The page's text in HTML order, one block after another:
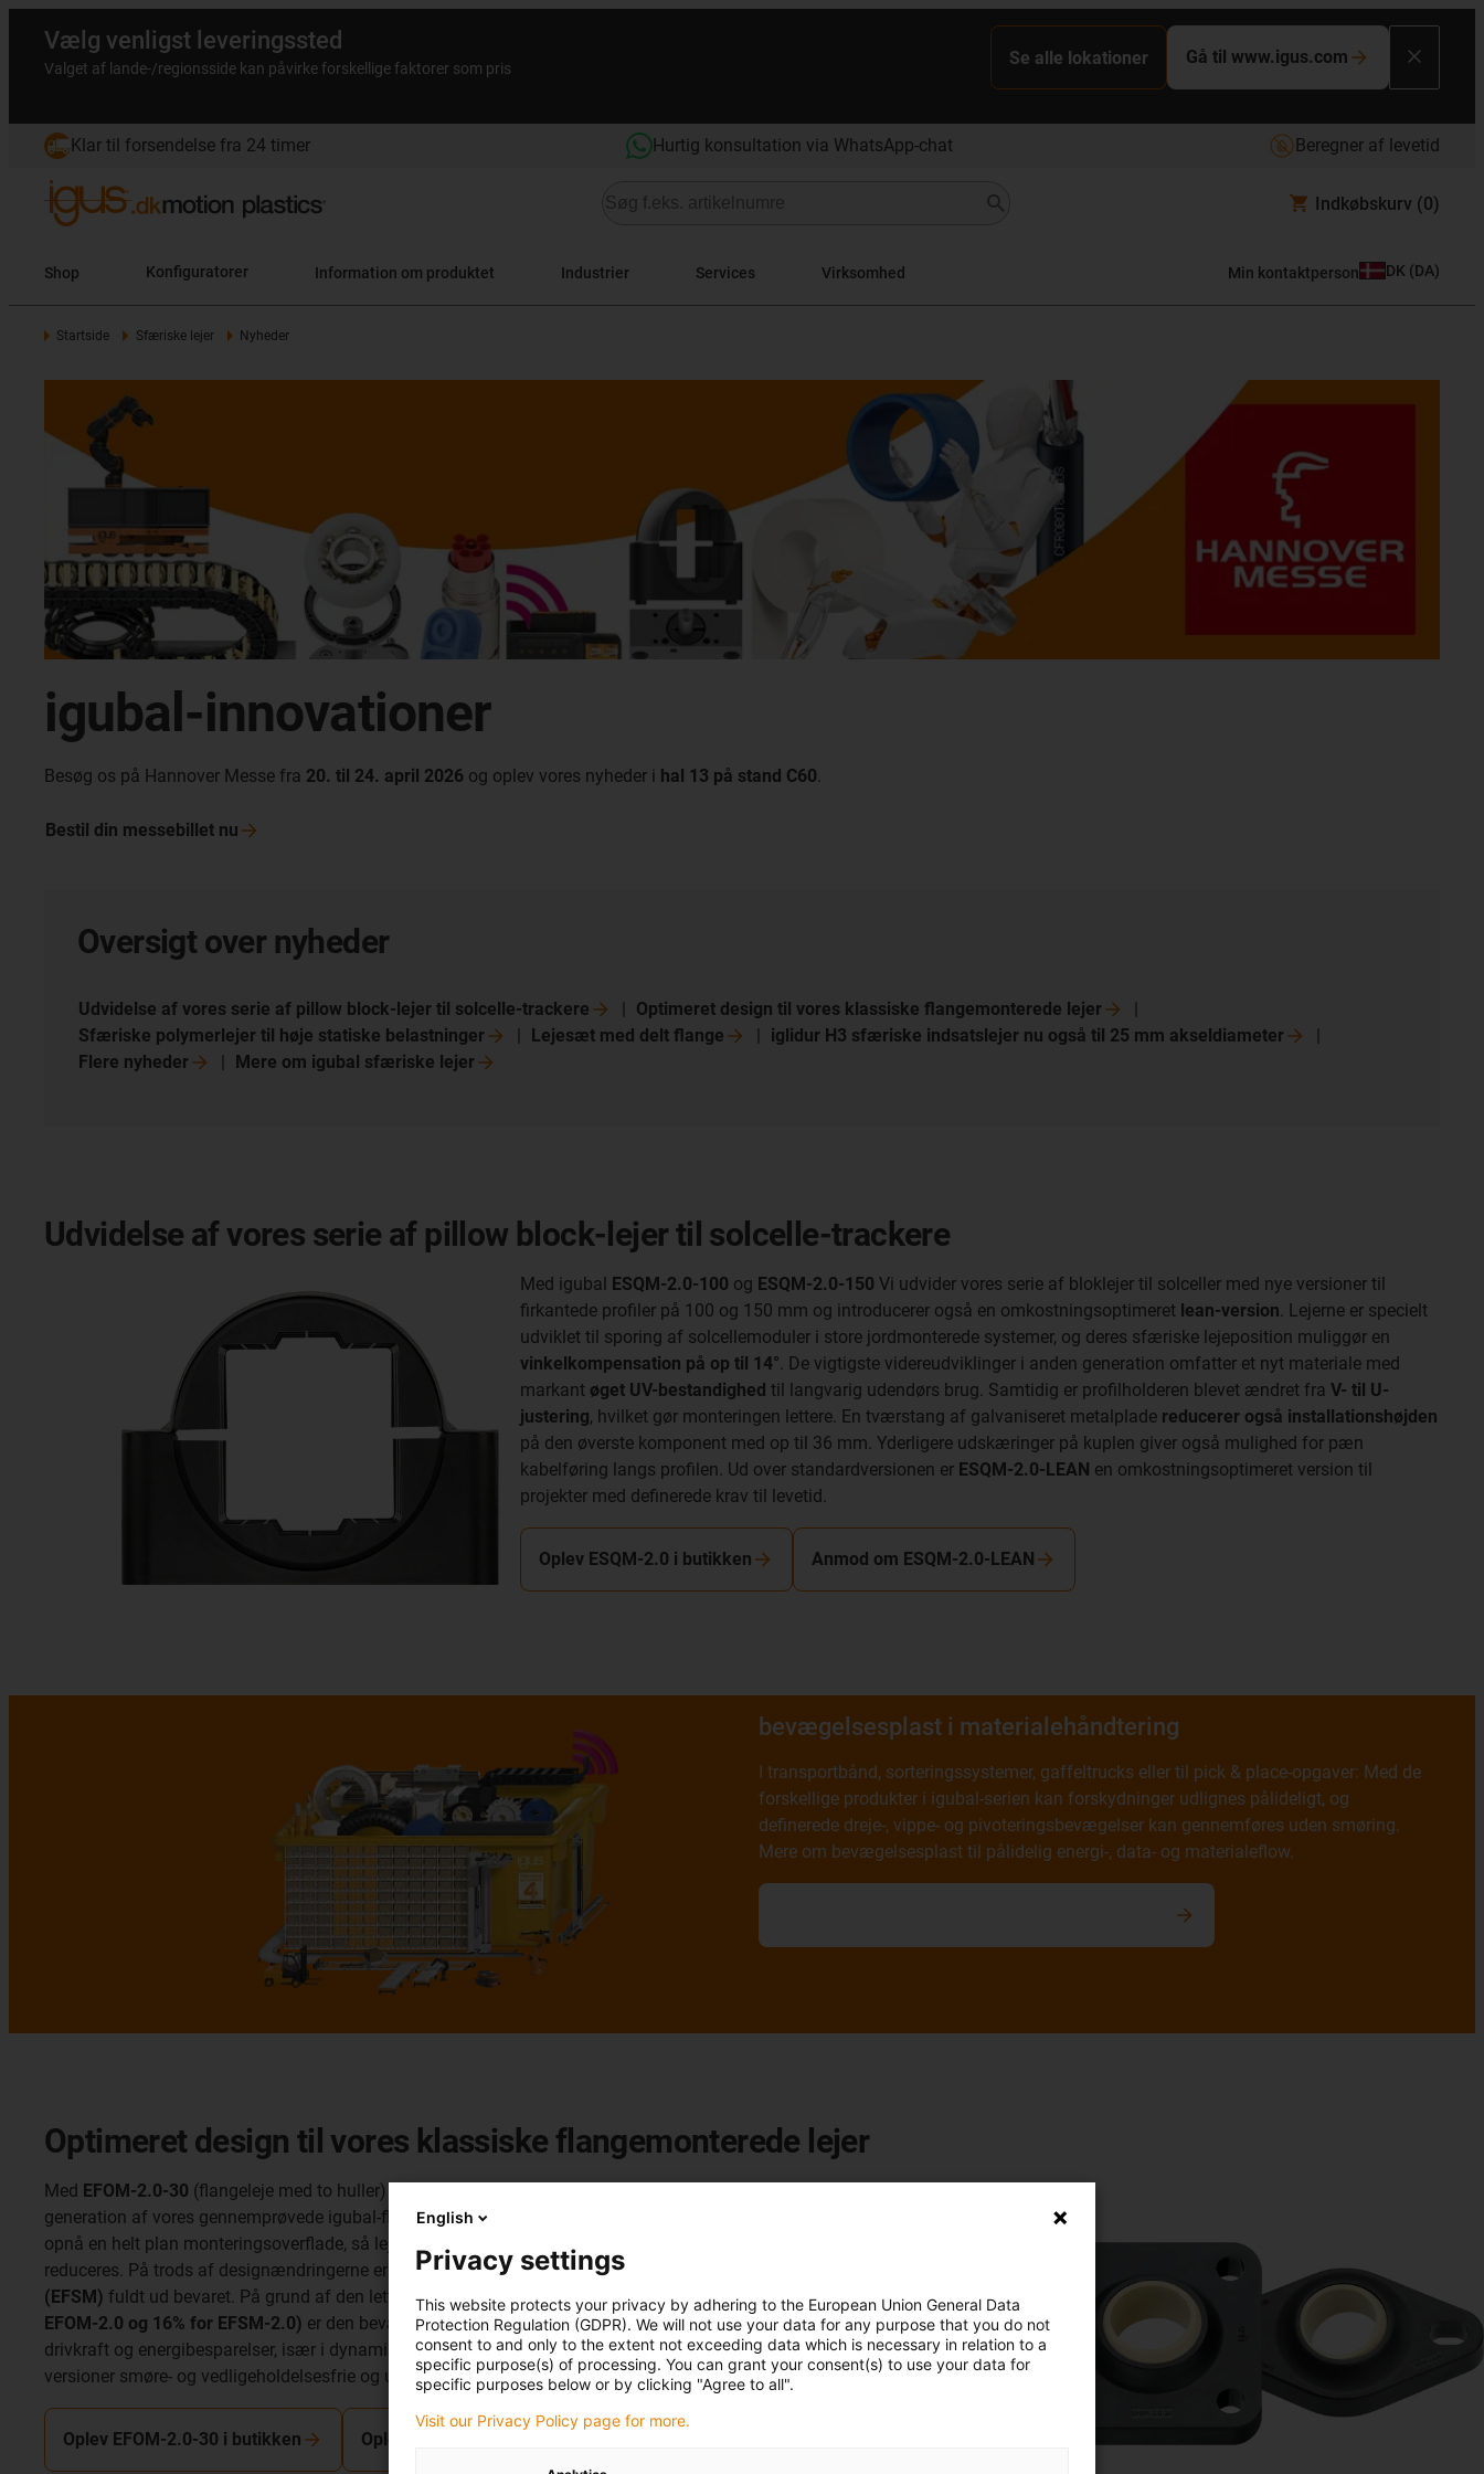
Vælg venligst leveringssted
Valget af lande-/regionsside kan påvirke forskellige faktorer som pris
Se alle lokationer Gå til www.igus.com
Klar til forsendelse fra 24 timer Hurtig konsultation via WhatsApp-chat Beregner af levetid
Indkøbskurv (0)
Shop Konfiguratorer Information om produktet Industrier Services Virksomhed Min kontaktperson DK (DA)
Startside Sfæriske lejer Nyheder
igubal-innovationer
Besøg os på Hannover Messe fra 20. til 24. april 2026 og oplev vores nyheder i hal 13 på stand C60
Bestil din messebillet nu
Oversigt over nyheder
Udvidelse af vores serie af pillow block-lejer til solcelle-trackere Optimeret design til vores klassiske flangemonterede lejer
Sfæriske polymerlejer til høje statiske belastninger Lejesæt med deltflange iglidur H3 sfæriske indsatslejer nu også til 25 mm akseldiameter
Flere nyheder Mere om igubal sfæriske lejer
Udvidelse af vores serie af pillow block-lejer til solcelle-trackere
Med igubal ESQM-2.0-100 og ESQM-2.0-150 Vi udvider vores serie af bloklejer til solceller med nye versioner til
firkantede profiler på 100 og 150 mm og introducerer også en omkostningsoptimeret lean-version. Lejerne er specielt
udviklet til sporing af solcellemoduler i store jordmonterede systemer, og deres sfæriske lejeposition muliggør en
vinkelkompensation på op til 14°. De vigtigste videreudviklinger i anden generation omfatter et nyt materiale med
markant øget UV-bestandighed til langvarig udendørs brug. Samtidig er profilholderen blevet ændret fraV- til U-
justering, hvilket gør monteringen lettere. En tværstang af galvaniseret metalplade reducerer også installationshøjden
på den øverste komponent med op til 36 mm. Yderligere udskæringer på kuplen giver også mulighed for pæn
kabelføring langs profilen. Ud over standardversionen er ESQM-2.0-LEAN en omkostningsoptimeret version til
projekter med definerede krav til levetid.
Oplev ESQM-2.0 i butikken Anmod om ESQM-2.0-LEAN
bevægelsesplast i materialehåndtering
I transportbånd, sorteringssystemer, gaffeltrucks eller til pick & place-opgaver: Med de
forskellige produkter i igubal-serien kan forskydninger udlignes pålideligt, og
definerede dreje-, vippe- og pivoteringsbevægelser kan gennemføres uden smøring.
Mere om bevægelsesplast til pålidelig energi-, data- og materialeflow.
Optimeret design til vores klassiske flangemonterede lejer
Med EFOM-2.0-30 (flangeleje med to huller) og
generation af vores gennemprøvede igubal-flangelejer med optimeret husdesign. Målet med videreudviklingen var at
opnå en helt plan monteringsoverflade, så lejet er rent forbundet med strukturen, og indtrængning af snavs og støv
reduceres. På trods af designændringerne er den statiskebelastningskapacitet på op til 6.000 N (EFOM)
(EFSM) fuldt ud bevaret. På grund af den lette struktur sammenlignet med forgængermodellerne(18% vægtfordel for
EFOM-2.0 og 16% for EFSM-2.0) er den bevægelige masse i systemet reduceret, hvilket kan føre til lavere krav til
drivkraft og energibesparelser, især i dynamiske anvendelser. Som alle igubals flangemonterede lejer er de nye
versioner smøre- og vedligeholdelsesfrie og ufølsomme over for korrosion, snavs og støv.
Oplev EFOM-2.0-30 i butikken Oplev EFSM-2.0-30 i butikken
English
Privacy settings
This website protects your privacy by adhering to the European Union General Data
Protection Regulation (GDPR). We will not use your data for any purpose that you do not
consent to and only to the extent not exceeding data which is necessary in relation to a
specific purpose(s) of processing. You can grant your consent(s) to use your data for
specific purposes below or by clicking "Agree to all".
Visit our Privacy Policy page for more.